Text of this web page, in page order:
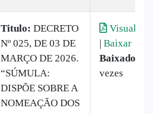
Titulo: DECRETO
Nº 025, DE 03 DE
MARÇO DE 2026.
“SÚMULA:
DISPÕE SOBRE A
NOMEAÇÃO DOS
Visualizar
| Baixar
Baixado:
vezes